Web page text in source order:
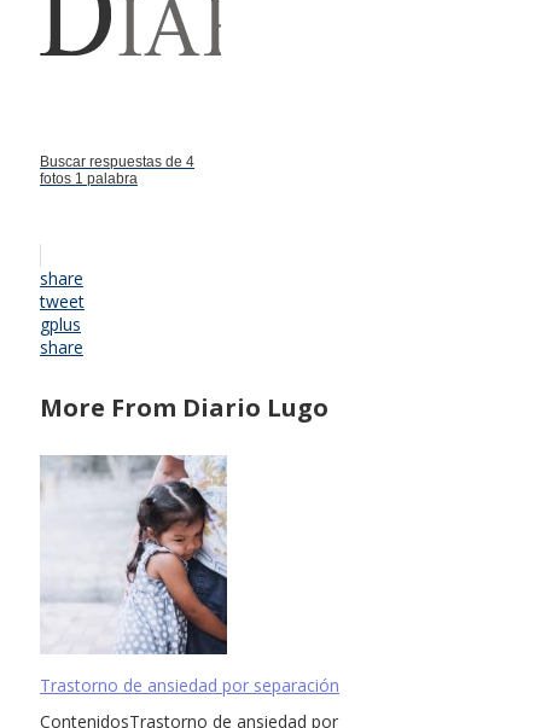
Buscar respuestas de 4
fotos 1 palabra
share
tweet
gplus
share
More From Diario Lugo
Trastorno de ansiedad por separación
ContenidosTrastorno de ansiedad por